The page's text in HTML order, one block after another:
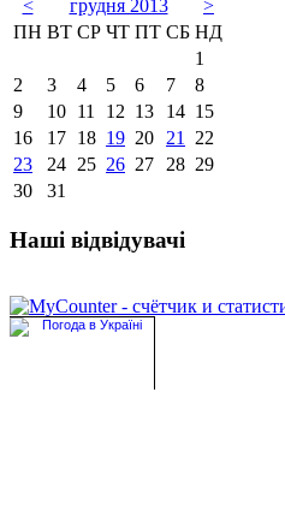
< грудня 2013
>
ПН ВТ СР ЧТ ПТ СБ НД
1
2
3 4 5 6 7
8
9
10 11 12 13 14 15
16
17 18 19 20 21
22
23
24 25 26 27 28 29
30
31
Наші відвідувачі